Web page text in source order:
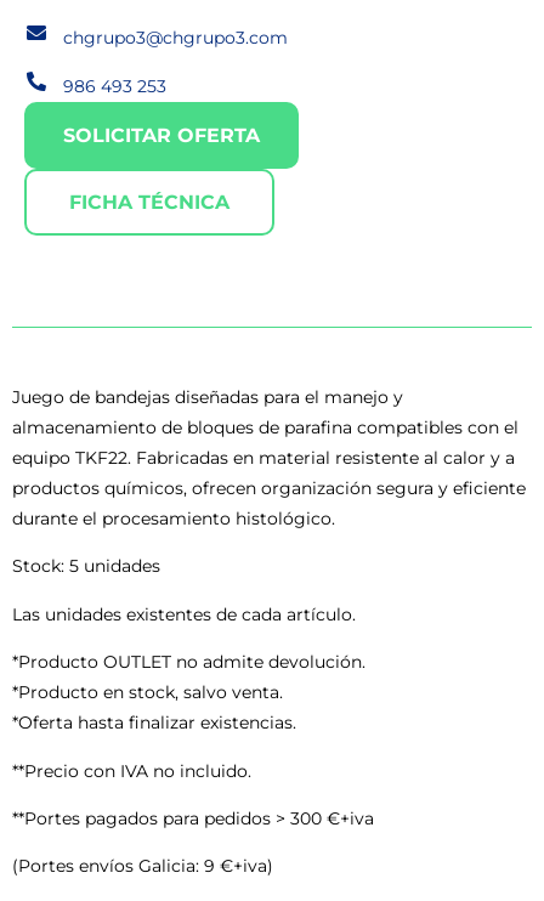
chgrupo3@chgrupo3.com
986 493 253
SOLICITAR OFERTA
FICHA TÉCNICA
Juego de bandejas diseñadas para el manejo y
almacenamiento de bloques de parafina compatibles con el
equipo TKF22. Fabricadas en material resistente al calor y a
productos químicos, ofrecen organización segura y eficiente
durante el procesamiento histológico.
Stock: 5 unidades
Las unidades existentes de cada artículo.
*Producto OUTLET no admite devolución.
*Producto en stock, salvo venta.
*Oferta hasta finalizar existencias.
**Precio con IVA no incluido.
**Portes pagados para pedidos > 300 €+iva
(Portes envíos Galicia: 9 €+iva)